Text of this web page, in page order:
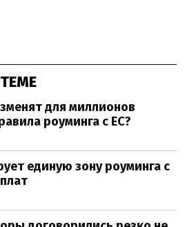
для миллионов
роуминга с ЕС?
единую зону роуминга с